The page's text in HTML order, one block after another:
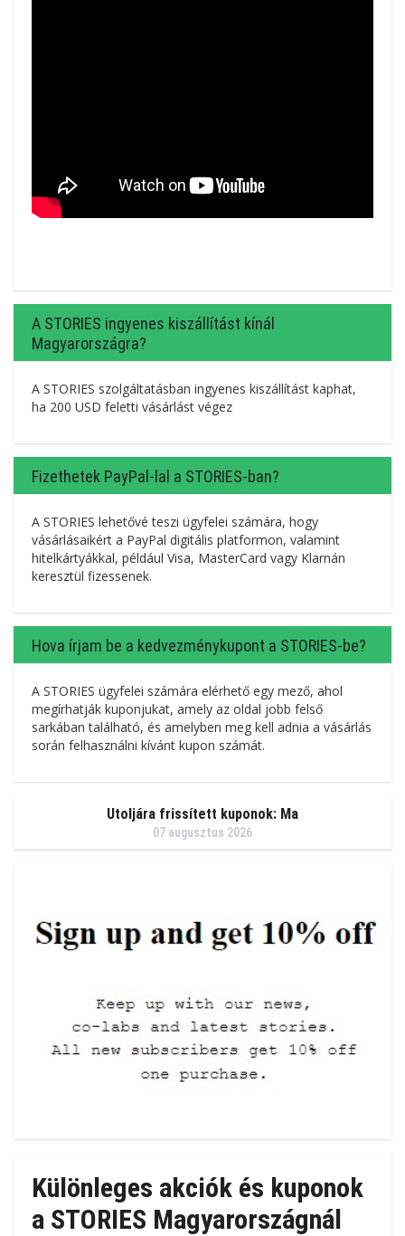
A STORIES ingyenes kiszállítást kínál
Magyarországra?
A STORIES szolgáltatásban ingyenes kiszállítást kaphat,
ha 200 USD feletti vásárlást végez
Fizethetek PayPal-lal a STORIES-ban?
A STORIES lehetővé teszi ügyfelei számára, hogy
vásárlásaikért a PayPal digitális platformon, valamint
hitelkártyákkal, például Visa, MasterCard vagy Klarnán
keresztül fizessenek.
Hova írjam be a kedvezménykupont a STORIES-be?
A STORIES ügyfelei számára elérhető egy mező, ahol
megírhatják kuponjukat, amely az oldal jobb felső
sarkában található, és amelyben meg kell adnia a vásárlás
során felhasználni kívánt kupon számát.
Utoljára frissített kuponok: Ma
07 augusztus 2026
Különleges akciók és kuponok
a STORIES Magyarországnál